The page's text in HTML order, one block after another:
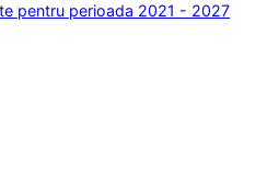
pentru perioada 2021 - 2027